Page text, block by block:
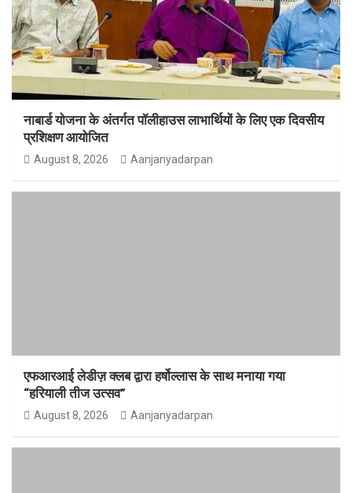
नाबार्ड योजना के अंतर्गत पॉलीहाउस लाभार्थियों के लिए एक दिवसीय
प्रशिक्षण आयोजित
August 8, 2026 Aanjanyadarpan
एफआरआई लेडीज़ क्लब द्वारा हर्षोल्लास के साथ मनाया गया
“हरियाली तीज उत्सव”
August 8, 2026 Aanjanyadarpan